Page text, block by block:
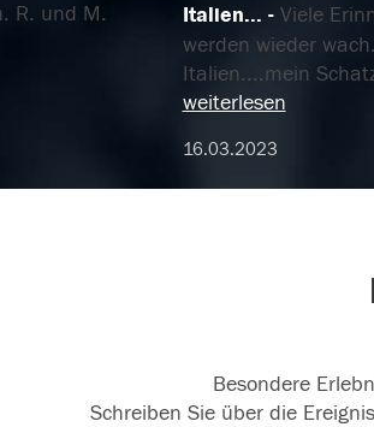
R. und M.
Italien...
Viele
werden wieder
Italien....mein
weiterlesen
16.03.2023
Besondere
Schreiben Sie über die